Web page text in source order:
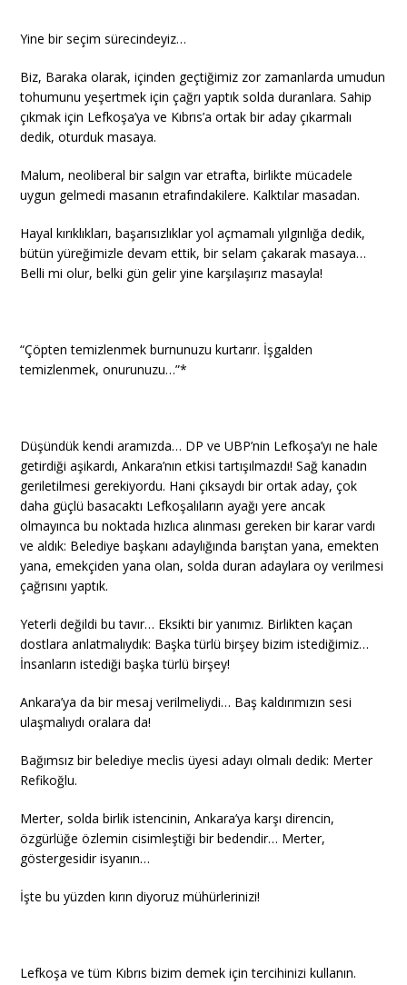
Yine bir seçim sürecindeyiz…
Biz, Baraka olarak, içinden geçtiğimiz zor zamanlarda umudun
tohumunu yeşertmek için çağrı yaptık solda duranlara. Sahip
çıkmak için Lefkoşa’ya ve Kıbrıs’a ortak bir aday çıkarmalı
dedik, oturduk masaya.
Malum, neoliberal bir salgın var etrafta, birlikte mücadele
uygun gelmedi masanın etrafındakilere. Kalktılar masadan.
Hayal kırıklıkları, başarısızlıklar yol açmamalı yılgınlığa dedik,
bütün yüreğimizle devam ettik, bir selam çakarak masaya…
Belli mi olur, belki gün gelir yine karşılaşırız masayla!
“Çöpten temizlenmek burnunuzu kurtarır. İşgalden
temizlenmek, onurunuzu…”*
Düşündük kendi aramızda… DP ve UBP’nin Lefkoşa’yı ne hale
getirdiği aşikardı, Ankara’nın etkisi tartışılmazdı! Sağ kanadın
geriletilmesi gerekiyordu. Hani çıksaydı bir ortak aday, çok
daha güçlü basacaktı Lefkoşalıların ayağı yere ancak
olmayınca bu noktada hızlıca alınması gereken bir karar vardı
ve aldık: Belediye başkanı adaylığında barıştan yana, emekten
yana, emekçiden yana olan, solda duran adaylara oy verilmesi
çağrısını yaptık.
Yeterli değildi bu tavır… Eksikti bir yanımız. Birlikten kaçan
dostlara anlatmalıydık: Başka türlü birşey bizim istediğimiz…
İnsanların istediği başka türlü birşey!
Ankara’ya da bir mesaj verilmeliydi… Baş kaldırımızın sesi
ulaşmalıydı oralara da!
Bağımsız bir belediye meclis üyesi adayı olmalı dedik: Merter
Refikoğlu.
Merter, solda birlik istencinin, Ankara’ya karşı direncin,
özgürlüğe özlemin cisimleştiği bir bedendir… Merter,
göstergesidir isyanın…
İşte bu yüzden kırın diyoruz mühürlerinizi!
Lefkoşa ve tüm Kıbrıs bizim demek için tercihinizi kullanın.